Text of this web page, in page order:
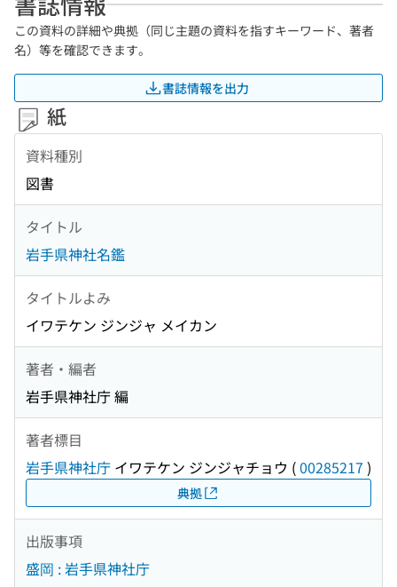
この資料の詳細や典拠（同じ主題の資料を指すキーワード、著者
名）等を確認できます。
書誌情報を出力
紙
資料種別
図書
タイトル
岩手県神社名鑑
タイトルよみ
イワテケン ジンジャ メイカン
著者・編者
岩手県神社庁 編
著者標目
岩手県神社庁 イワテケン ジンジャチョウ (00285217 )
典拠
出版事項
盛岡 : 岩手県神社庁